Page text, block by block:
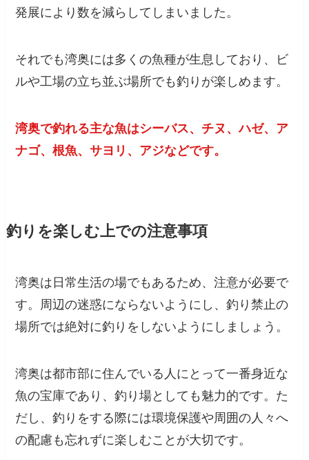
発展により数を減らしてしまいました。
それでも湾奥には多くの魚種が生息しており、ビ
ルや工場の立ち並ぶ場所でも釣りが楽しめます。
湾奥で釣れる主な魚はシーバス、チヌ、ハゼ、ア
ナゴ、根魚、サヨリ、アジなどです。
釣りを楽しむ上での注意事項
湾奥は日常生活の場でもあるため、注意が必要で
す。周辺の迷惑にならないようにし、釣り禁止の
場所では絶対に釣りをしないようにしましょう。
湾奥は都市部に住んでいる人にとって一番身近な
魚の宝庫であり、釣り場としても魅力的です。た
だし、釣りをする際には環境保護や周囲の人々へ
の配慮も忘れずに楽しむことが大切です。